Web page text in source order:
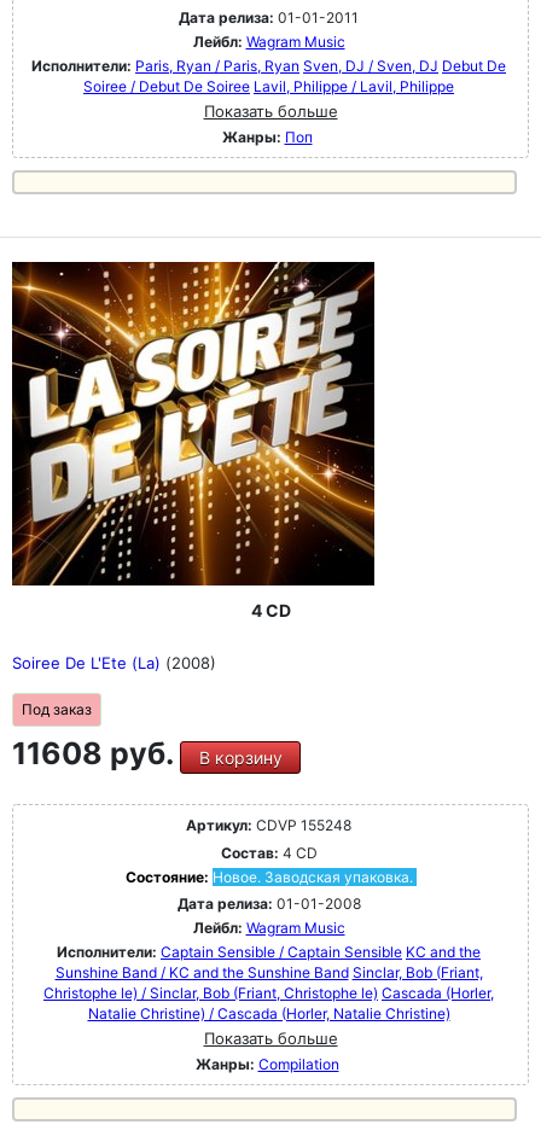
Дата релиза: 01-01-2011
Лейбл: Wagram Music
Исполнители: Paris, Ryan / Paris, Ryan Sven, DJ / Sven, DJ Debut De
Soiree / Debut De Soiree Lavil, Philippe / Lavil, Philippe
Показать больше
Жанры: Поп
4 CD
Soiree De L'Ete (La) (2008)
Под заказ
11608 руб. В корзину
Артикул: CDVP 155248
Состав: 4 CD
Состояние: Новое. Заводская упаковка.
Дата релиза: 01-01-2008
Лейбл: Wagram Music
Исполнители: Captain Sensible / Captain Sensible KC and the
Sunshine Band / KC and the Sunshine Band Sinclar, Bob (Friant,
Christophe le) / Sinclar, Bob (Friant, Christophe le) Cascada (Horler,
Natalie Christine) / Cascada (Horler, Natalie Christine)
Показать больше
Жанры: Compilation